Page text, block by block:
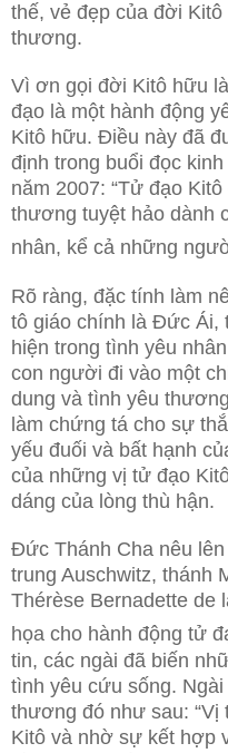
thế, vẻ đẹp của đời
thương.
Vì ơn gọi đời Kitô hữu
đạo là một hành động
Kitô hữu. Điều này đã
định trong buổi đọc
năm 2007: “Tử đạo
thương tuyệt hảo dành
nhân, kể cả những
Rõ ràng, đặc tính làm
tô giáo chính là Đức Ái,
hiện trong tình yêu
con người đi vào một
dung và tình yêu
làm chứng tá cho sự
yếu đuối và bất hạnh
của những vị tử đạo
dáng của lòng thù hận.
Đức Thánh Cha nêu
trung Auschwitz, thánh
Thérèse Bernadette de
họa cho hành động tử
tin, các ngài đã biến
tình yêu cứu sống.
thương đó như sau:
Kitô và nhờ sự kết hợp